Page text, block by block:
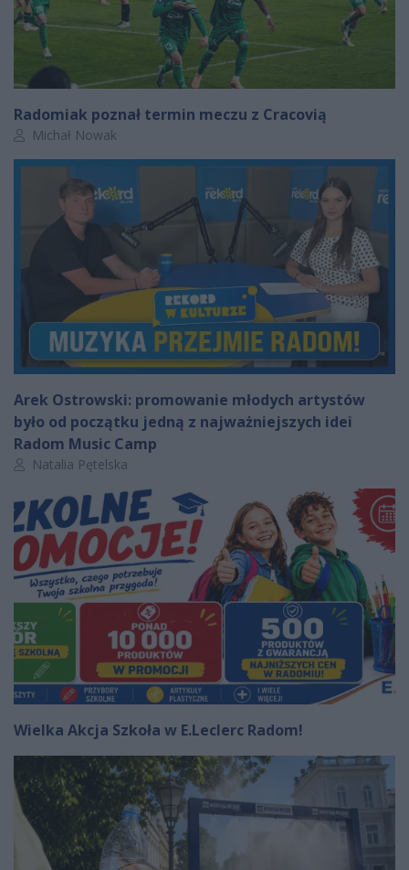
Radomiak poznał termin meczu z Cracovią
Autor artykułu:
Michał Nowak
Arek Ostrowski: promowanie młodych artystów
było od początku jedną z najważniejszych idei
Radom Music Camp
Autor artykułu:
Natalia Pętelska
Wielka Akcja Szkoła w E.Leclerc Radom!